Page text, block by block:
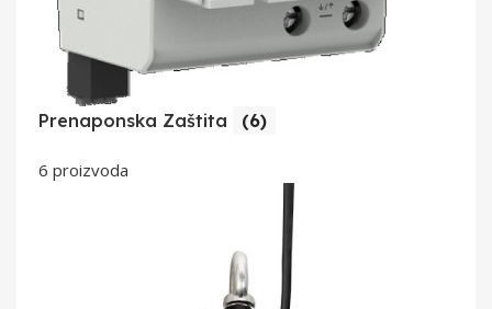
Prenaponska Zaštita (6)
6 proizvoda